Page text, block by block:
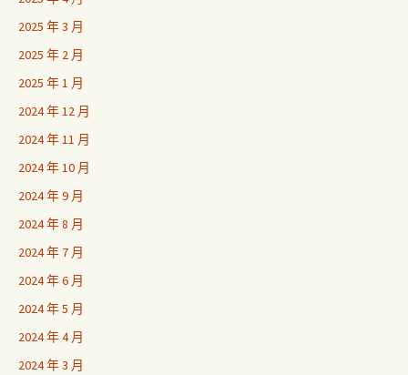
2025 年 3 月
2025 年 2 月
2025 年 1 月
2024 年 12 月
2024 年 11 月
2024 年 10 月
2024 年 9 月
2024 年 8 月
2024 年 7 月
2024 年 6 月
2024 年 5 月
2024 年 4 月
2024 年 3 月